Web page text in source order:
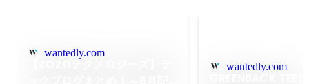
wantedly.com
wantedly.com